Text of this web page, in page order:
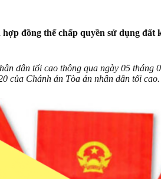
hợp đồng thế chấp quyền sử dụng
dân tối cao thông qua ngày 05 tháng
của Chánh án Tòa án nhân dân tối cao.